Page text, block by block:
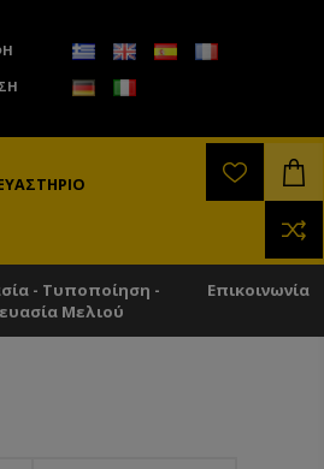
- Τυποποίηση -
Μελιού
Επικοινωνία